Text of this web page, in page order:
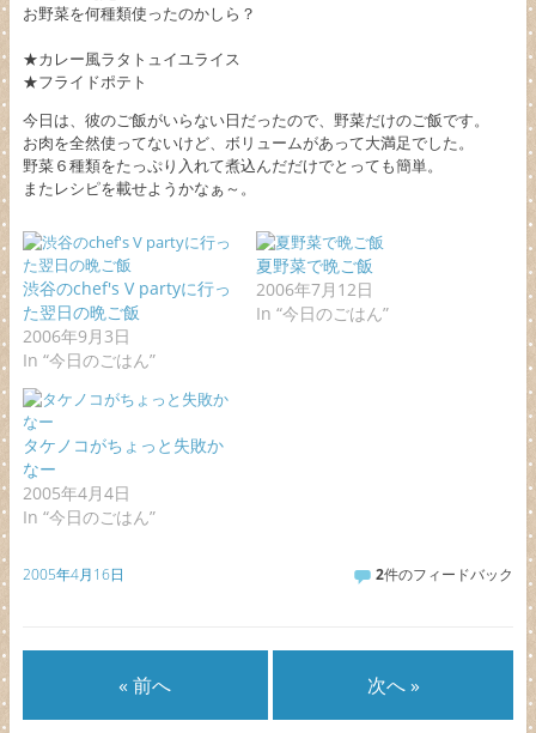
お野菜を何種類使ったのかしら？
★カレー風ラタトュイユライス
★フライドポテト
今日は、彼のご飯がいらない日だったので、野菜だけのご飯です。
お肉を全然使ってないけど、ボリュームがあって大満足でした。
野菜６種類をたっぷり入れて煮込んだだけでとっても簡単。
またレシピを載せようかなぁ～。
渋谷のchef's V partyに行っ
た翌日の晩ご飯
2006年9月3日
In “今日のごはん”
夏野菜で晩ご飯
2006年7月12日
In “今日のごはん”
タケノコがちょっと失敗か
なー
2005年4月4日
In “今日のごはん”
2005年4月16日 2件のフィードバック
« 前へ 次へ »